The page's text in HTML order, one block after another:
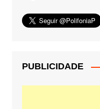
PUBLICIDADE